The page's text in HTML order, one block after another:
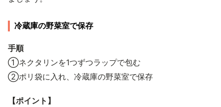
冷蔵庫の野菜室で保存
手順
①ネクタリンを1つずつラップで包む
②ポリ袋に入れ、冷蔵庫の野菜室で保存
【ポイント】